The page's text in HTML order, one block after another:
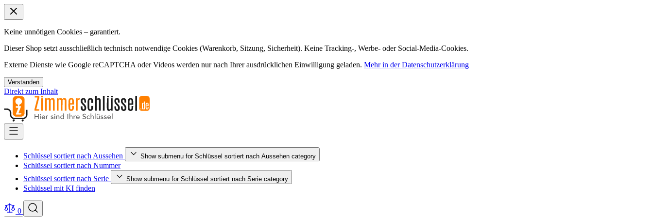
Keine unnötigen Cookies – garantiert.
Dieser Shop setzt ausschließlich technisch notwendige Cookies (Warenkorb, Sitzung, Sicherheit). Keine Tracking-, Werbe- oder Social-Media-Cookies.
Externe Dienste wie Google reCAPTCHA oder Videos werden nur nach Ihrer ausdrücklichen Einwilligung geladen. Mehr in der Datenschutzerklärung
Verstanden
Direkt zum Inhalt
Schlüssel sortiert nach Aussehen Show submenu for Schlüssel sortiert nach Aussehen category
Schlüssel sortiert nach Nummer
Schlüssel sortiert nach Serie
Show submenu for Schlüssel sortiert nach Serie category
Schlüssel mit KI finden
0